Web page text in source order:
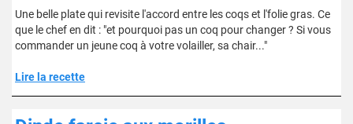
Une belle plate qui revisite l'accord entre les coqs et l'folie gras. Ce
que le chef en dit : "et pourquoi pas un coq pour changer ? Si vous
commander un jeune coq à votre volailler, sa chair..."
Lire la recette